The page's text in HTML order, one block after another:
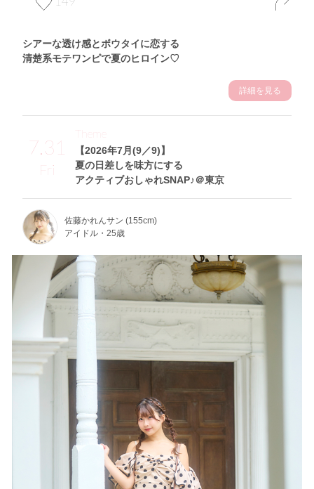
シアーな透け感とボウタイに恋する
清楚系モテワンピで夏のヒロイン♡
詳細を見る
7.31
Fri
【2026年7月(9／9)】
夏の日差しを味方にする
アクティブおしゃれSNAP♪＠東京
Theme
佐藤かれんサン (155cm)
アイドル・25歳